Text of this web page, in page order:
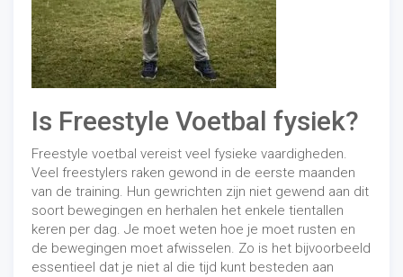
Is Freestyle Voetbal fysiek?
Freestyle voetbal vereist veel fysieke vaardigheden.
Veel freestylers raken gewond in de eerste maanden
van de training. Hun gewrichten zijn niet gewend aan dit
soort bewegingen en herhalen het enkele tientallen
keren per dag. Je moet weten hoe je moet rusten en
de bewegingen moet afwisselen. Zo is het bijvoorbeeld
essentieel dat je niet al die tijd kunt besteden aan